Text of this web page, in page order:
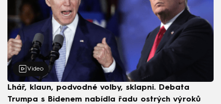
Video
Lhář, klaun, podvodné volby, sklapni. Debata
Trumpa s Bidenem nabídla řadu ostrých výroků